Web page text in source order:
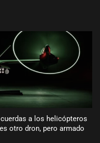
a los helicópteros
otro dron, pero armado